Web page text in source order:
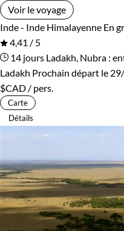
Voir le voyage
Inde - Inde Himalayenne En
4,41 / 5
14 jours Ladakh, Nubra :
Ladakh Prochain départ le
$CAD / pers.
Carte
Détails